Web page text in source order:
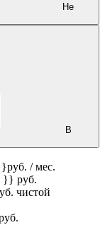
Не
В
руб. / мес.
}} руб.
чистой